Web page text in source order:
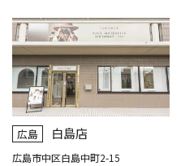
広島 白島店
広島市中区白島中町2-15